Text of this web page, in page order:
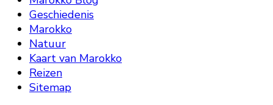
Geschiedenis
Marokko
Natuur
Kaart van Marokko
Reizen
Sitemap